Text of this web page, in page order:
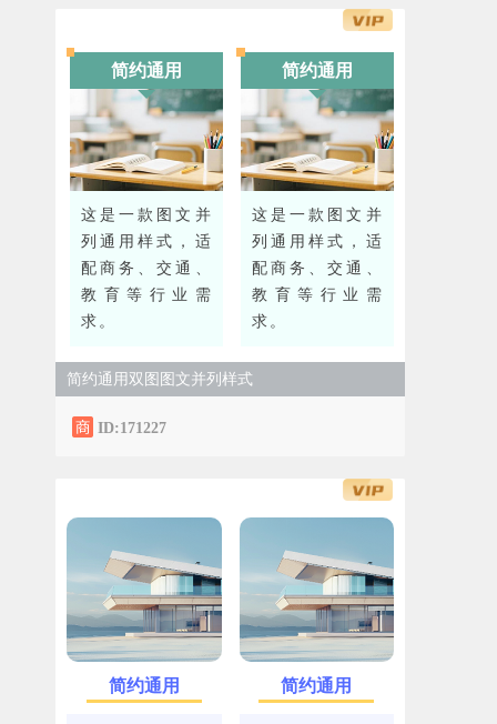
简约通用
这是一款图文并
列通用样式，适
配商务、交通、
教育等行业需
求。
简约通用
这是一款图文并
列通用样式，适
配商务、交通、
教育等行业需
求。
简约通用双图图文并列样式
ID:171227
简约通用 简约通用